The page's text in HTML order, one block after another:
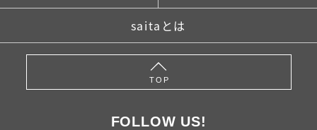
saitaとは
TOP
FOLLOW US!